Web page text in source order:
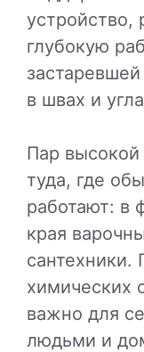
устройство,
глубокую
в швах и
Пар
туда, где
работают: в
края
сантехники.
химических
важно для
людьми и